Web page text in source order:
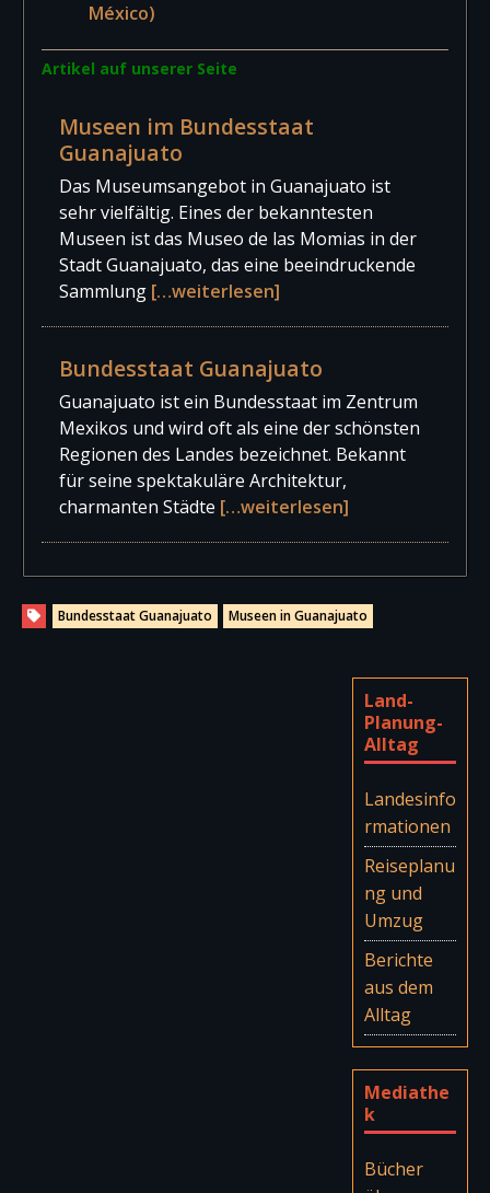
México)
Artikel auf unserer Seite
Museen im Bundesstaat
Guanajuato
Das Museumsangebot in Guanajuato ist
sehr vielfältig. Eines der bekanntesten
Museen ist das Museo de las Momias in der
Stadt Guanajuato, das eine beeindruckende
Sammlung […weiterlesen]
Bundesstaat Guanajuato
Guanajuato ist ein Bundesstaat im Zentrum
Mexikos und wird oft als eine der schönsten
Regionen des Landes bezeichnet. Bekannt
für seine spektakuläre Architektur,
charmanten Städte […weiterlesen]
Bundesstaat Guanajuato Museen in Guanajuato
Land-
Planung-
Alltag
Landesinfo
rmationen
Reiseplanu
ng und
Umzug
Berichte
aus dem
Alltag
Mediathe
k
Bücher